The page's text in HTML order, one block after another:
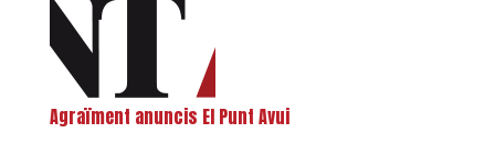
Agraïment anuncis El Punt Avui